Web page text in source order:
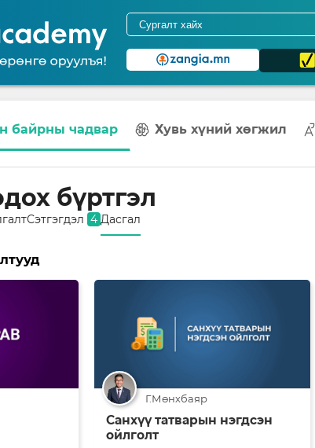
байрны чадвар Хувь хүний хөгжил
бүртгэл
Сэтгэгдэл 4 Дасгал
Г.Мөнхбаяр
Санхүү татварын нэгдсэн
ойлголт